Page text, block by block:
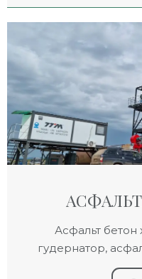
Асфальт бетон
гудернатор,